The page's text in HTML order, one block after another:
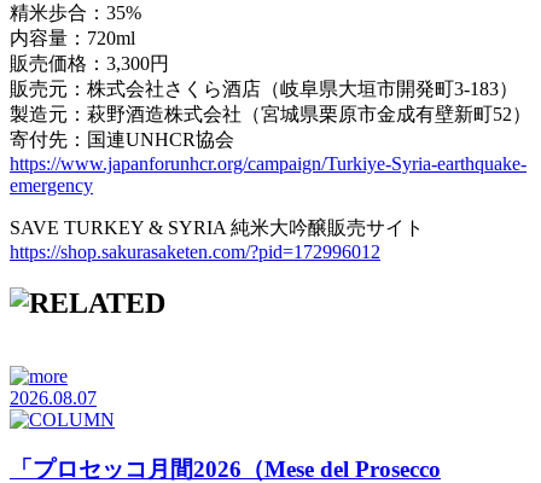
精米歩合：35%
内容量：720ml
販売価格：3,300円
販売元：株式会社さくら酒店（岐阜県大垣市開発町3-183）
製造元：萩野酒造株式会社（宮城県栗原市金成有壁新町52）
寄付先：国連UNHCR協会
https://www.japanforunhcr.org/campaign/Turkiye-Syria-earthquake-
emergency
SAVE TURKEY & SYRIA 純米大吟醸販売サイト
https://shop.sakurasaketen.com/?pid=172996012
2026.08.07
「プロセッコ月間2026（Mese del Prosecco